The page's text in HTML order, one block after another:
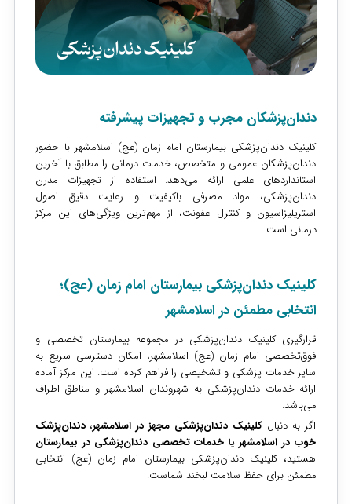
دندان‌پزشکان مجرب و تجهیزات پیشرفته
کلینیک دندان‌پزشکی بیمارستان امام زمان (عج) اسلامشهر با حضور
دندان‌پزشکان عمومی و متخصص، خدمات درمانی را مطابق با آخرین
استانداردهای علمی ارائه می‌دهد. استفاده از تجهیزات مدرن
دندان‌پزشکی، مواد مصرفی باکیفیت و رعایت دقیق اصول
استریلیزاسیون و کنترل عفونت، از مهم‌ترین ویژگی‌های این مرکز
درمانی است.
کلینیک دندان‌پزشکی بیمارستان امام زمان (عج)؛
انتخابی مطمئن در اسلامشهر
قرارگیری کلینیک دندان‌پزشکی در مجموعه بیمارستان تخصصی و
فوق‌تخصصی امام زمان (عج) اسلامشهر، امکان دسترسی سریع به
سایر خدمات پزشکی و تشخیصی را فراهم کرده است. این مرکز آماده
ارائه خدمات دندان‌پزشکی به شهروندان اسلامشهر و مناطق اطراف
می‌باشد.
اگر به دنبال کلینیک دندان‌پزشکی مجهز در اسلامشهر، دندان‌پزشک
خوب در اسلامشهریا خدمات تخصصی دندان‌پزشکی در بیمارستان
هستید، کلینیک دندان‌پزشکی بیمارستان امام زمان (عج) انتخابی
مطمئن برای حفظ سلامت لبخند شماست.